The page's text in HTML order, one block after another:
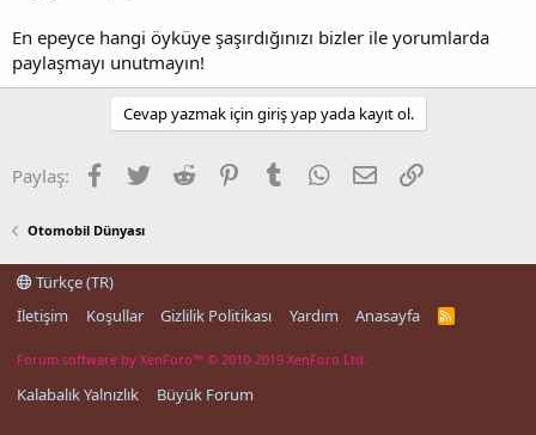
En epeyce hangi öyküye şaşırdığınızı bizler ile yorumlarda
paylaşmayı unutmayın!
Cevap yazmak için giriş yap yada kayıt ol.
Paylaş: Facebook
TwitterReddit PinterestTumblrWhatsApp
E-postaLink
Otomobil Dünyası
Türkçe (TR)
İletişim
Koşullar Gizlilik Politikası Yardım Anasayfa
R
Forum software by XenForo™ © 2010-2019 XenForo Ltd.
Kalabalık Yalnızlık Büyük Forum